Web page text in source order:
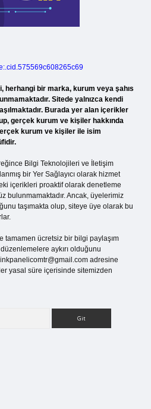
herhangi bir marka, kurum veya şahıs
Sitede yalnızca kendi
Burada yer alan içerikler
gerçek kurum ve kişiler hakkında
kurum ve kişiler ile isim
Bilgi Teknolojileri ve İletişim
bir Yer Sağlayıcı olarak hizmet
içerikleri proaktif olarak denetleme
bulunmamaktadır. Ancak, üyelerimiz
taşımakta olup, siteye üye olarak bu
tamamen ücretsiz bir bilgi paylaşım
aykırı olduğunu
adresine
yasal süre içerisinde sitemizden